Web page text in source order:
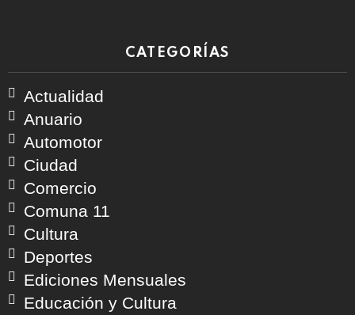
CATEGORÍAS
Actualidad
Anuario
Automotor
Ciudad
Comercio
Comuna 11
Cultura
Deportes
Ediciones Mensuales
Educación y Cultura